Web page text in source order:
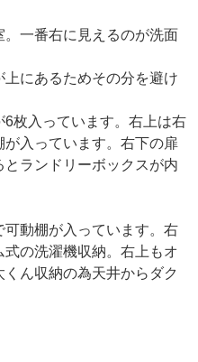
一番右に見えるのが洗面
にあるためその分を避け
枚入っています。右上は右
入っています。右下の扉
ランドリーボックスが内
動棚が入っています。右
の洗濯機収納。右上もオ
ん収納の為天井からダク